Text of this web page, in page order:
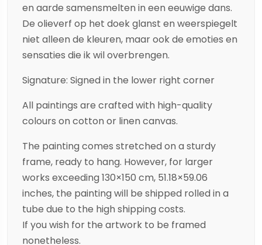
en aarde samensmelten in een eeuwige dans.
De olieverf op het doek glanst en weerspiegelt
niet alleen de kleuren, maar ook de emoties en
sensaties die ik wil overbrengen.
Signature: Signed in the lower right corner
All paintings are crafted with high-quality
colours on cotton or linen canvas.
The painting comes stretched on a sturdy
frame, ready to hang. However, for larger
works exceeding 130×150 cm, 51.18×59.06
inches, the painting will be shipped rolled in a
tube due to the high shipping costs.
If you wish for the artwork to be framed
nonetheless.